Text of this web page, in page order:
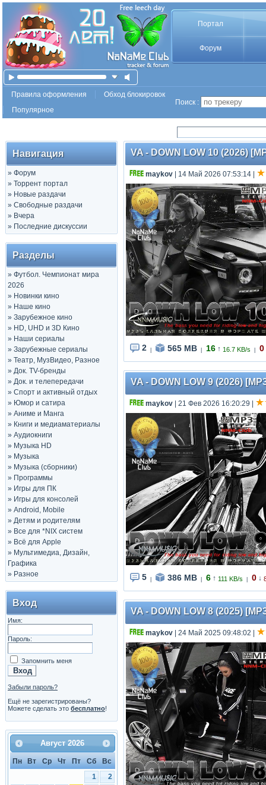
Портал
Форум
Правила оформления
Обход блокировок
Популярное
Поиск :
Навигация
» Форум
» Торрент портал
» Новые раздачи
» Свободные раздачи
» Вчера
» Последние дискуссии
Разделы
» Футбол. Чемпионат мира
2026
» Новинки кино
» Наше кино
» Зарубежное кино
» HD, UHD и 3D Кино
» Наши сериалы
» Зарубежные сериалы
» Театр, МузВидео, Разное
» Док. TV-бренды
» Док. и телепередачи
» Спорт и активный отдых
» Юмор и сатира
» Аниме и Манга
» Книги и медиаматериалы
» Аудиокниги
» Музыка HD
» Музыка
» Музыка (сборники)
» Программы
» Игры для ПК
» Игры для консолей
» Android, Mobile
» Детям и родителям
» Все для *NIX систем
» Всё для Apple
» Мультимедиа, Дизайн,
Графика
» Разное
Вход
Имя:
Пароль:
Запомнить меня
Забыли пароль?
Ещё не зарегистрированы?
Можете сделать это бесплатно!
Август 2026
Пн Вт Ср Чт Пт Сб
Вс
1
2
VA - DOWN LOW 10 (2026)
maykov | 14 Май 2026 07:53:14
2 565 MB 16 ↑ 16.7 KB/s 0
VA - DOWN LOW 9 (2026)
maykov | 21 Фев 2026 16:20:29
5 386 MB 6 ↑ 111 KB/s 0 ↓
VA - DOWN LOW 8 (2025)
maykov | 24 Май 2025 09:48:02